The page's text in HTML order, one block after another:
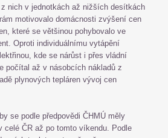
nich v jednotkách až nižších desítkách
motivovalo domácnosti zvýšení cen
které se většinou pohybovalo ve
Oproti individuálnímu vytápění
kde se nárůst i přes vládní
počítal až v násobcích nákladů z
plynových tepláren vývoj cen
se podle předpovědi ČHMÚ měly
celé ČR až po tomto víkendu. Podle